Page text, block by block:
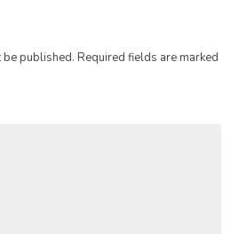
published. Required fields are marked